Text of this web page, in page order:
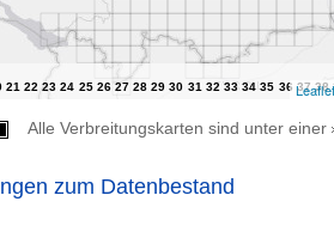
Leaflet
Alle Verbreitungskarten sind unter einer
zum Datenbestand